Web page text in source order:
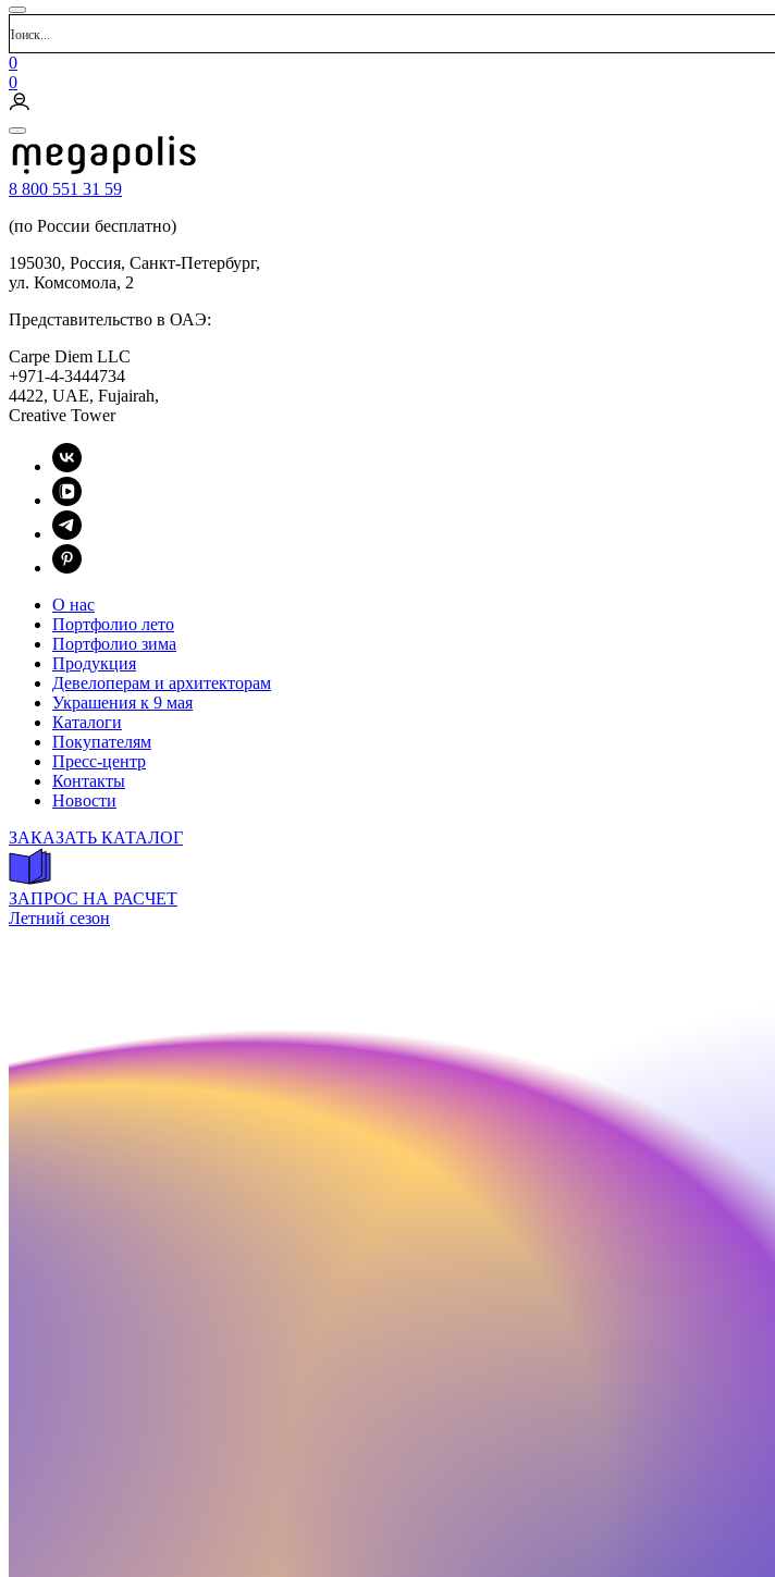
0
0
8 800 551 31 59
(по России бесплатно)
195030, Россия, Санкт-Петербург,
ул. Комсомола, 2
Представительство в ОАЭ:
Carpe Diem LLC
+971-4-3444734
4422, UAE, Fujairah,
Creative Tower
О нас
Портфолио лето
Портфолио зима
Продукция
Девелоперам и архитекторам
Украшения к 9 мая
Каталоги
Покупателям
Пресс-центр
Контакты
Новости
ЗАКАЗАТЬ КАТАЛОГ
ЗАПРОС НА РАСЧЕТ
Летний сезон